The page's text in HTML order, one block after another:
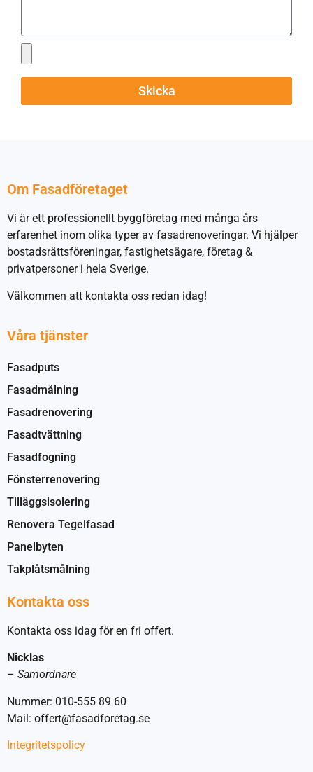
Skicka
Om Fasadföretaget
Vi är ett professionellt byggföretag med många års
erfarenhet inom olika typer av fasadrenoveringar. Vi hjälper
bostadsrättsföreningar, fastighetsägare, företag &
privatpersoner i hela Sverige.
Välkommen att kontakta oss redan idag!
Våra tjänster
Fasadputs
Fasadmålning
Fasadrenovering
Fasadtvättning
Fasadfogning
Fönsterrenovering
Tilläggsisolering
Renovera Tegelfasad
Panelbyten
Takplåtsmålning
Kontakta oss
Kontakta oss idag för en fri offert.
Nicklas
– Samordnare
Nummer: 010-555 89 60
Mail: offert@fasadforetag.se
Integritetspolicy